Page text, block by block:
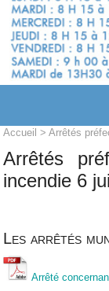
Accueil > Arrêtés
Arrêtés
incendie 6
Les arrêtés
Arrêté